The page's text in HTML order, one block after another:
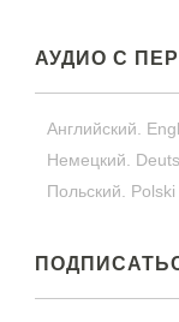
АУДИО С
Английский.
Немецкий.
Польский. Polski